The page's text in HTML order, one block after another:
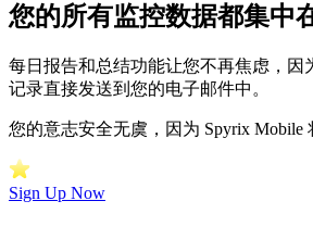
您的所有监控数据都集中
每日报告和总结功能让您不再焦虑，因
记录直接发送到您的电子邮件中。
您的意志安全无虞，因为 Spyrix Mobile
Sign Up Now